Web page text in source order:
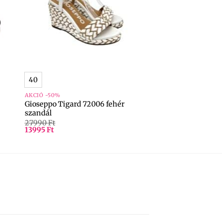
40
AKCIÓ -50%
Gioseppo Tigard 72006 fehér
szandál
27990Ft
13995Ft